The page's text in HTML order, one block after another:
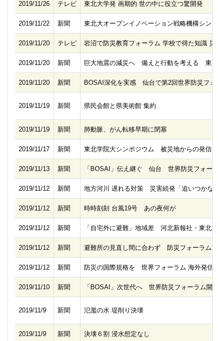
2019/11/26 テレビ 東北大学発 画期的 世の中に役立つ驚開発
2019/11/22 新聞 東北大オープンイノベーション戦略機構シンポ
2019/11/20 テレビ 岩沼で防災教育フォーラム 学校で得た知識 災
2019/11/20 新聞 巨大地震の減災へ 備えと行動を考える 東京
2019/11/20 新聞 BOSAI深化を実感 仙台で第2回世界防災フォ
2019/11/19 新聞 県民会館と県美術館 集約
2019/11/19 新聞 肺動脈、がん転移早期に閉塞
2019/11/17 新聞 東北学院大シンポジウム 被災地からの発信
2019/11/13 新聞 「BOSAI」伝え継ぐ 仙台 世界防災フォーラ
2019/11/12 新聞 地方河川 遅れる対策 災害続発「追いつかな
2019/11/12 新聞 時時刻刻 台風19号 あの夜何が
2019/11/12 新聞 「自宅外に避難」地域差 河北新報社・東北
2019/11/12 新聞 避難所の見直し間に合わず 防災フォーラム
2019/11/12 新聞 防災の国際規格を 世界フォーラム 海外発信
2019/11/10 新聞 「BOSAI」次世代へ 世界防災フォーラム開幕
2019/11/9 新聞 氾濫の水 堤削り決壊
2019/11/9 新聞 決壊６割 浸水想定なし